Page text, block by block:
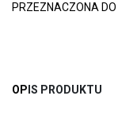
PRZEZNACZONA
OP IS PRODUKTU